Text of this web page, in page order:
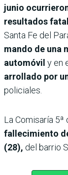
junio
resultados
Santa Fe del
mando de una
automóvil y en
arrollado por
policiales.
La Comisaría 5ª
fallecimiento
(28), del barrio